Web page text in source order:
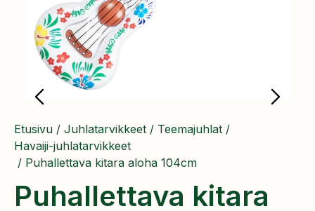
Etusivu / Juhlatarvikkeet / Teemajuhlat /
Havaiji-juhlatarvikkeet
/ Puhallettava kitara aloha 104cm
Puhallettava kitara